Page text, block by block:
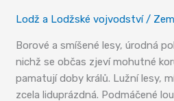
Lodž a Lodžské vojvodství/
Borové a smíšené lesy, úrodná
nichž se občas zjeví mohutné
pamatují doby králů. Lužní lesy,
zcela liduprázdná. Podmáčené